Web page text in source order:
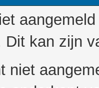
Dit kan zijn
niet